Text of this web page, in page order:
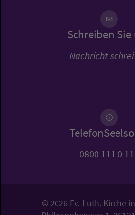
Schreiben Sie
Nachricht
0800 111 0
© 2026 Ev.-Luth. Kirche